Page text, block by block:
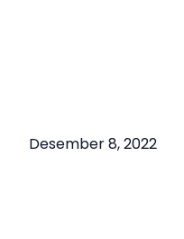
Desember 8, 2022